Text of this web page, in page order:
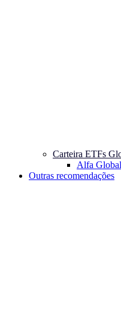
Carteira ETFs
Alfa Global
Outras recomendações